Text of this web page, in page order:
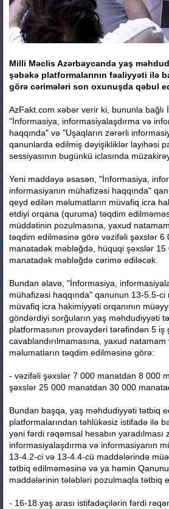
Milli Məclis Azərbaycanda yaş
şəbəkə platformalarının fəaliyyəti ilə
görə cərimələri son oxunuşda qəbul
AzFakt.com xəbər verir ki, bununla bağlı
"İnformasiya, informasiyalaşdırma və
haqqında" və "Uşaqların zərərli
qanunlarda edilmiş dəyişikliklər layihəsi
sessiyasının bugünkü iclasında
Yeni maddəyə əsasən, "İnformasiya,
informasiyanın mühafizəsi haqqında"
qeyd edilən məlumatların müvafiq icra
etdiyi orqana (quruma) təqdim
müddətinin pozulmasına, yaxud
təqdim edilməsinə görə vəzifəli şəxslər 6
manatadək məbləğdə, hüquqi şəxslər
manatadək məbləğdə cərimə ediləcək.
Bundan əlavə, "İnformasiya,
mühafizəsi haqqında" qanunun 13-5.5-ci
müvafiq icra hakimiyyəti orqanının
göndərdiyi sorğuların yaş məhdudiyyəti
platformasının provayderi tərəfindən 5 iş
cavablandırılmamasına, yaxud
məlumatların təqdim edilməsinə görə:
- vəzifəli şəxslər 7 000 manatdan 8 000
şəxslər 25 000 manatdan 30 000
Bundan başqa, yaş məhdudiyyəti tətbiq
platformalarından təhlükəsiz istifadə ilə
yəni fərdi rəqəmsal hesabın yaradılması
informasiyalaşdırma və informasiyanın
13-4.2-ci və 13-4.4-cü maddələrində
tətbiq edilməməsinə və ya həmin
maddələrinin tələbləri pozulmaqla tətbiq
- 16-18 yaş arası istifadəçilərin fərdi